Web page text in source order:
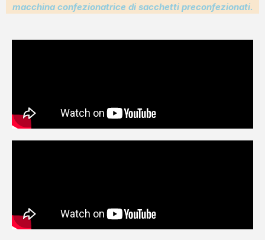
macchina confezionatrice di sacchetti preconfezionati.